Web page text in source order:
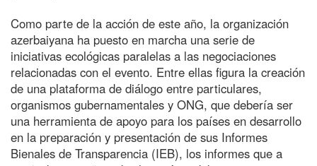
Como parte de la acción de este año, la organización
azerbaiyana ha puesto en marcha una serie de
iniciativas ecológicas paralelas a las negociaciones
relacionadas con el evento. Entre ellas figura la creación
de una plataforma de diálogo entre particulares,
organismos gubernamentales y ONG, que debería ser
una herramienta de apoyo para los países en desarrollo
en la preparación y presentación de sus Informes
Bienales de Transparencia (IEB), los informes que a